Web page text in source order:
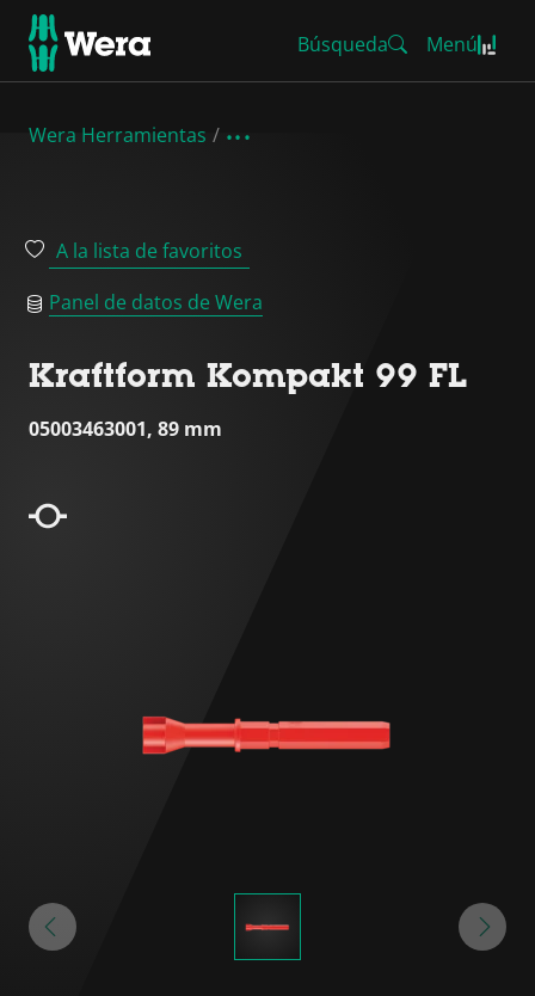
Búsqueda Menú
Wera Herramientas
A la lista de favoritos
Panel de datos de Wera
Kraftform Kompakt 99 FL
05003463001, 89 mm